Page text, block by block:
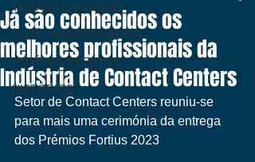
TODAS AS NOTÍCIAS
NOTÍCIAS ASSOCIADOS
NOTÍCIAS EVENTOS
HISTÓRICO
Já são conhecidos os
melhores profissionais da
Indústria de Contact Centers
Setor de Contact Centers reuniu-se
para mais uma cerimónia da entrega
dos Prémios Fortius 2023